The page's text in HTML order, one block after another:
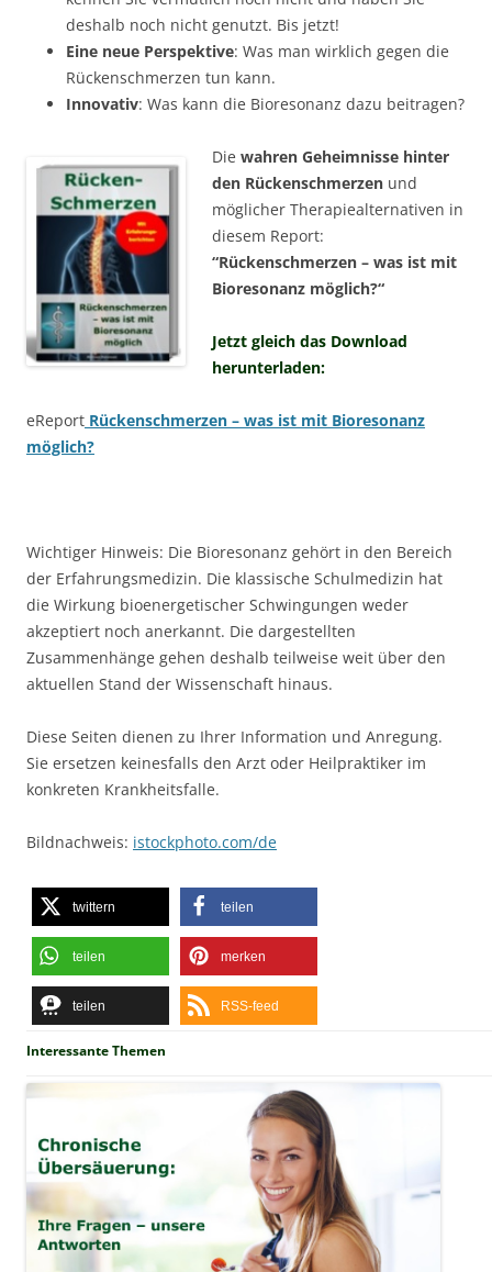
deshalb noch nicht genutzt. Bis jetzt!
Eine neue Perspektive: Was man wirklich gegen die
Rückenschmerzen tun kann.
Innovativ: Was kann die Bioresonanz dazu beitragen?
Die wahren Geheimnisse hinter
den Rückenschmerzen und
möglicher Therapiealternativen in
diesem Report:
“Rückenschmerzen – was ist mit
Bioresonanz möglich?“
Jetzt gleich das Download
herunterladen:
eReport Rückenschmerzen – was ist mit Bioresonanz
möglich?
Wichtiger Hinweis: Die Bioresonanz gehört in den Bereich
der Erfahrungsmedizin. Die klassische Schulmedizin hat
die Wirkung bioenergetischer Schwingungen weder
akzeptiert noch anerkannt. Die dargestellten
Zusammenhänge gehen deshalb teilweise weit über den
aktuellen Stand der Wissenschaft hinaus.
Diese Seiten dienen zu Ihrer Information und Anregung.
Sie ersetzen keinesfalls den Arzt oder Heilpraktiker im
konkreten Krankheitsfalle.
Bildnachweis: istockphoto.com/de
twittern teilen
teilen merken
teilen RSS-feed
Interessante Themen